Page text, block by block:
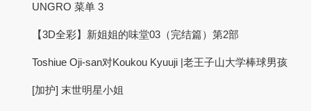
UNGRO 菜单 3
【3D全彩】新姐姐的味堂03（完结篇）第2部
Toshiue Oji-san对Koukou Kyuuji |老王子山大学棒球男孩
[加护] 末世明星小姐